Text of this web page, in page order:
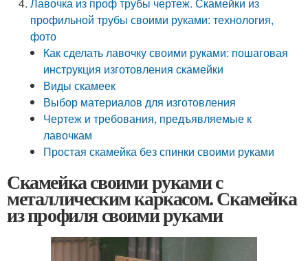
профильной трубы своими руками: технология,
фото
Как сделать лавочку своими руками: пошаговая
инструкция изготовления скамейки
Виды скамеек
Выбор материалов для изготовления
Чертеж и требования, предъявляемые к
лавочкам
Простая скамейка без спинки своими руками
Скамейка своими руками с
металлическим каркасом. Скамейка
из профиля своими руками